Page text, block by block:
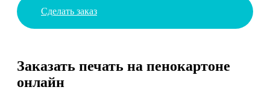
Сделать заказ
Заказать печать на пенокартоне
онлайн